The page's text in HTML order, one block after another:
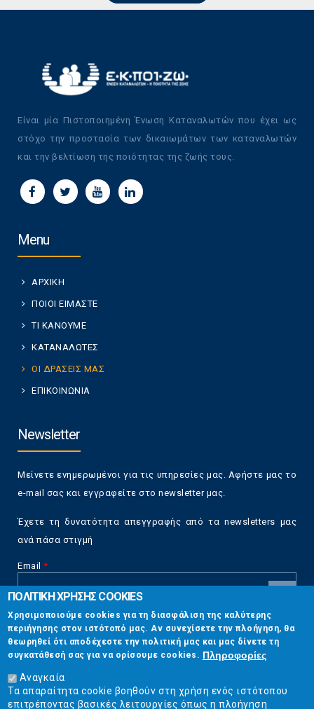
Είναι μία Πιστοποιημένη Ένωση Καταναλωτών που έχει ως
στόχο την προστασία των δικαιωμάτων των καταναλωτών
και την βελτίωση της ποιότητας της ζωής τους.
Menu
ΑΡΧΙΚΗ
ΠΟΙΟΙ ΕΙΜΑΣΤΕ
ΤΙ ΚΑΝΟΥΜΕ
ΚΑΤΑΝΑΛΩΤΕΣ
ΟΙ ΔΡΑΣΕΙΣ ΜΑΣ
ΕΠΙΚΟΙΝΩΝΙΑ
Newsletter
Μείνετε ενημερωμένοι για τις υπηρεσίες μας. Αφήστε μας το
e-mail σας και εγγραφείτε στο newsletter μας.
Έχετε τη δυνατότητα απεγγραφής από τα newsletters μας
ανά πάσα στιγμή
Email *
CAPTCHA
This
question is
for testing
whether or
not you are a
human visitor
and to
Επικοινωνία
Στουρνάρη 17, Αθήνα 10683
2103304444
ΠΟΛΙΤΙΚΗ ΧΡΗΣΗΣ COOKIES
Χρησιμοποιούμε cookies για τη διασφάλιση της καλύτερης
περιήγησης στον ιστότοπό μας. Αν συνεχίσετε την πλοήγηση, θα
θεωρηθεί ότι αποδέχεστε την πολιτική μας και μας δίνετε τη
συγκατάθεσή σας για να ορίσουμε cookies. Πληροφορίες
Αναγκαία
Τα απαραίτητα cookie βοηθούν στη χρήση ενός ιστότοπου
επιτρέποντας βασικές λειτουργίες όπως η πλοήγηση